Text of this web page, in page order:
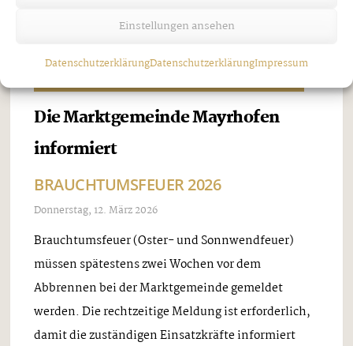
Einstellungen ansehen
DatenschutzerklärungDatenschutzerklärungImpressum
Die Marktgemeinde Mayrhofen
informiert
BRAUCHTUMSFEUER 2026
Donnerstag, 12. März 2026
Brauchtumsfeuer (Oster- und Sonnwendfeuer)
müssen spätestens zwei Wochen vor dem
Abbrennen bei der Marktgemeinde gemeldet
werden. Die rechtzeitige Meldung ist erforderlich,
damit die zuständigen Einsatzkräfte informiert